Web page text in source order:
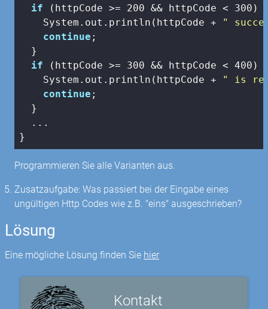
if (httpCode >= 200 && httpCode < 300 )
    System.out.println(httpCode +
"
continue ;
  }
if (httpCode >= 300 && httpCode < 400 )
    System.out.println(httpCode +
" is
continue ;
  }
  ...
}
Programmieren Sie alle Varianten aus.
Zusatzaufgabe: Was passiert bei der Eingabe eines
ungültigen Http Codes wie z.B. "eins" ausgeschrieben?
Lösung
Eine mögliche Lösung finden Sie hier
Kontakt